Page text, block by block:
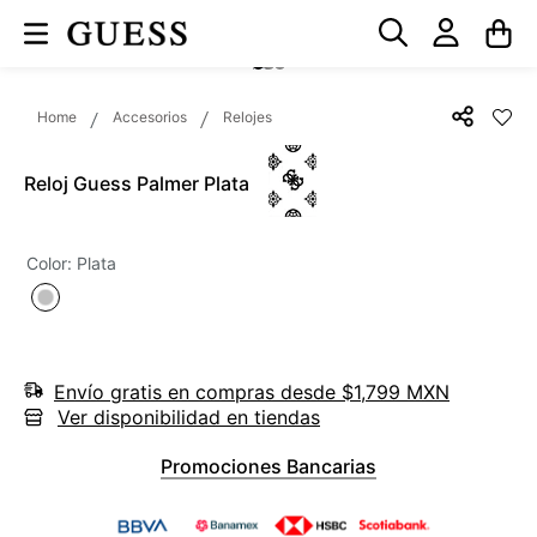
Accesorios Relojes
Reloj Guess Palmer Plata
Color: Plata
Envío gratis en compras desde $1,799 MXN
Ver disponibilidad en tiendas
Promociones Bancarias